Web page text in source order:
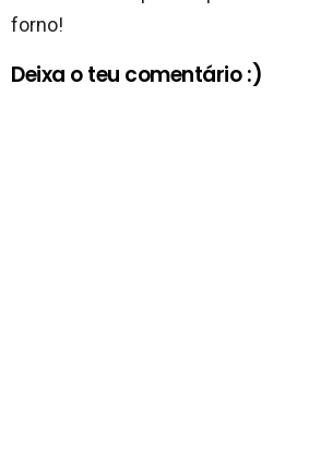
forno!
Deixa o teu comentário :)